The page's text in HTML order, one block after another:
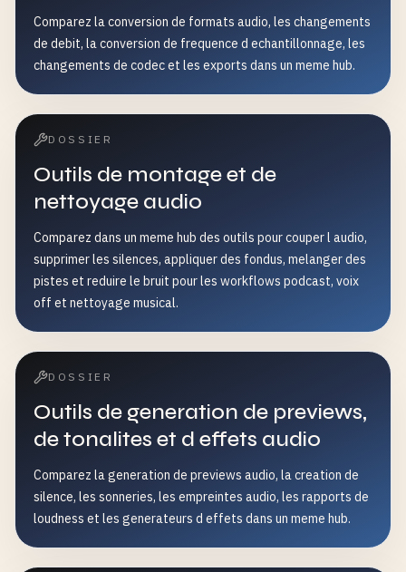
Comparez la conversion de formats audio, les changements
de debit, la conversion de frequence d echantillonnage, les
changements de codec et les exports dans un meme hub.
DOSSIER
Outils de montage et de
nettoyage audio
Comparez dans un meme hub des outils pour couper l audio,
supprimer les silences, appliquer des fondus, melanger des
pistes et reduire le bruit pour les workflows podcast, voix
off et nettoyage musical.
DOSSIER
Outils de generation de previews,
de tonalites et d effets audio
Comparez la generation de previews audio, la creation de
silence, les sonneries, les empreintes audio, les rapports de
loudness et les generateurs d effets dans un meme hub.